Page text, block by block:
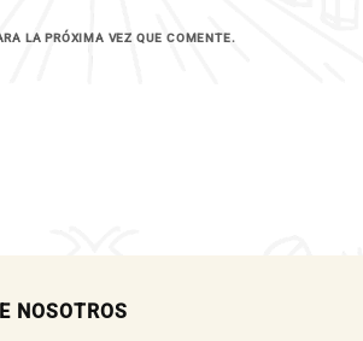
LA PRÓXIMA VEZ QUE COMENTE.
NOSOTROS